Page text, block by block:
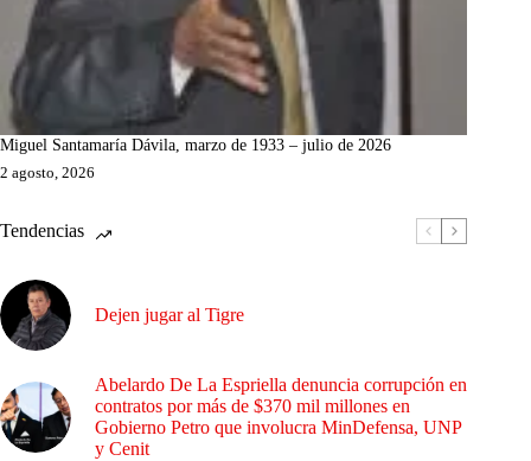
Miguel Santamaría Dávila, marzo de 1933 – julio de 2026
2 agosto, 2026
Tendencias
Dejen jugar al Tigre
Abelardo De La Espriella denuncia corrupción en
contratos por más de $370 mil millones en
Gobierno Petro que involucra MinDefensa, UNP
y Cenit